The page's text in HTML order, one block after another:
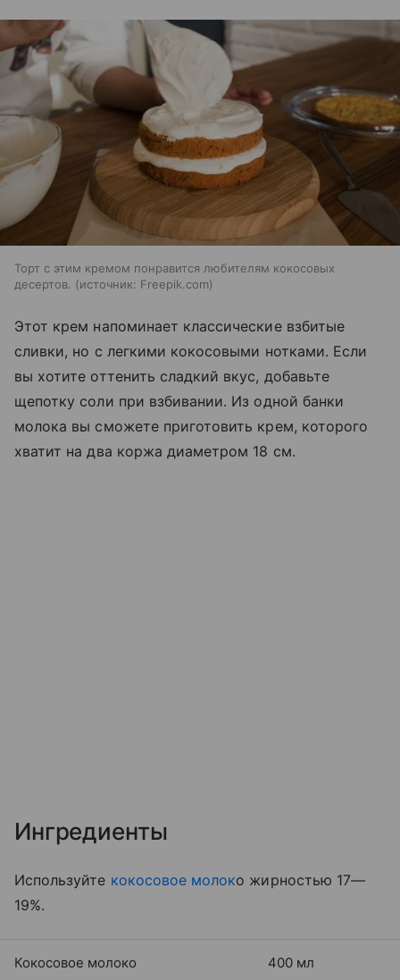
Торт с этим кремом понравится любителям кокосовых
десертов.
источник: Freepik.com
Этот крем напоминает классические взбитые
сливки, но с легкими кокосовыми нотками. Если
вы хотите оттенить сладкий вкус, добавьте
щепотку соли при взбивании. Из одной банки
молока вы сможете приготовить крем, которого
хватит на два коржа диаметром 18 см.
Ингредиенты
Используйте кокосовое молоко жирностью 17—
19%.
Кокосовое молоко 400 мл